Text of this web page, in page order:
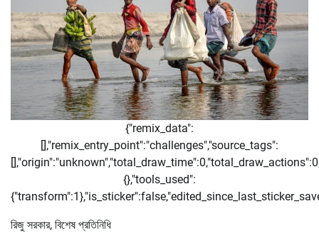
{"remix_data":
[],"remix_entry_point":"challenges","source_tags":
{},"tools_used":
রিজু সরকার, বিশেষ প্রতিনিধি